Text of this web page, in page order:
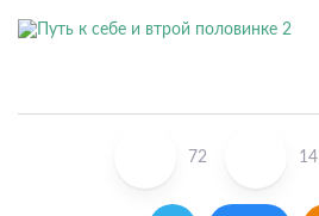
72 14